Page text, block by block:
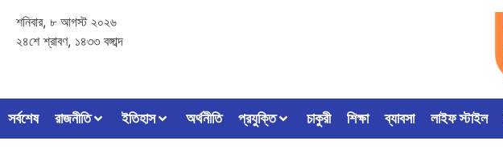
শনিবার, ৮ আগস্ট ২০২৬
২৪শে শ্রাবণ, ১৪৩৩ বঙ্গাব্দ
সর্বশেষ রাজনীতি ইতিহাস অর্থনীতি প্রযুক্তি চাকুরী শিক্ষা ব্যাবসা লাইফ স্টাইল